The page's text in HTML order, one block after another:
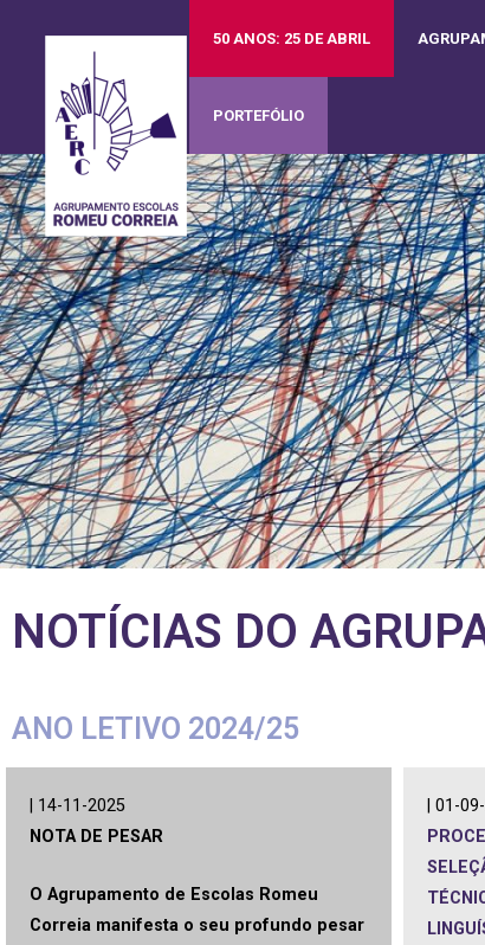
50 ANOS: 25 DE ABRIL
PORTEFÓLIO
NOTÍCIAS DO
ANO LETIVO 2024/25
| 14-11-2025
NOTA DE PESAR
O Agrupamento de Escolas Romeu
Correia manifesta o seu profundo pesar
| 01-